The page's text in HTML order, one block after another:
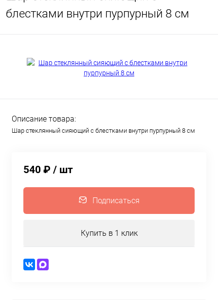
блестками внутри пурпурный 8 см
Описание товара:
Шар стеклянный сияющий с блестками внутри пурпурный 8 см
540 ₽ / шт
Подписаться
Купить в 1 клик